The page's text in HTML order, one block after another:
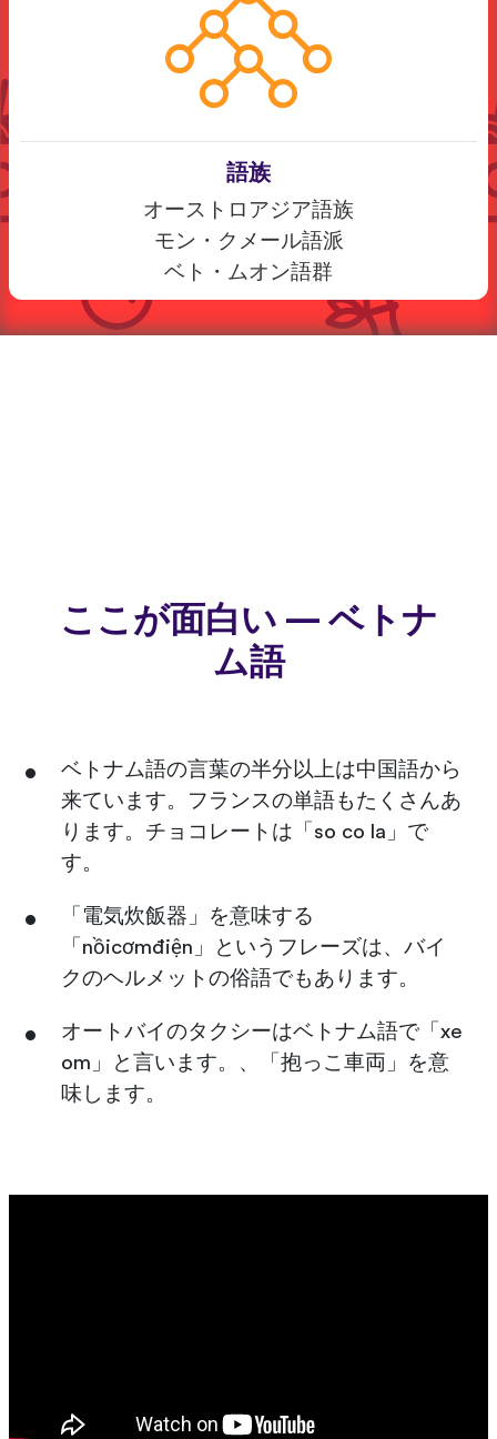
語族
オーストロアジア語族
モン・クメール語派
ベト・ムオン語群
ここが面白い — ベトナ
ム語
ベトナム語の言葉の半分以上は中国語から
来ています。フランスの単語もたくさんあ
ります。チョコレートは「so co la」で
す。
「電気炊飯器」を意味する
「nồicơmđiện」というフレーズは、バイ
クのヘルメットの俗語でもあります。
オートバイのタクシーはベトナム語で「xe
om」と言います。、「抱っこ車両」を意
味します。